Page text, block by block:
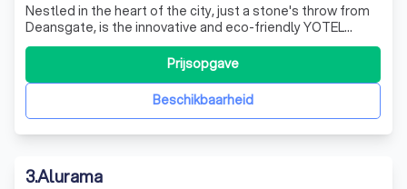
Nestled in the heart of the city, just a stone's throw from
Deansgate, is the innovative and eco-friendly YOTEL
Manchester. We are more than just a hotel; we are a haven
of design and sustainability, committed to providing our
guests with an unparalleled experience. Our ethos is
rooted in innovation
Beschikbaarheid
Prijsopgave
3.Alurama